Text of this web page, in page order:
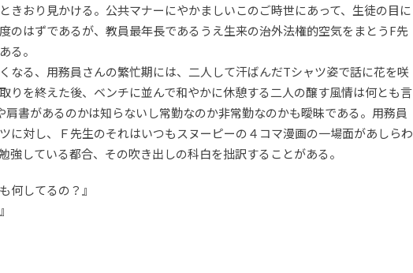
使
っ
く
だ
さ
い。
きおり見かける。公共マナーにやかましいこのご時世にあって、生徒の目に
のはずであるが、教員最年長であるうえ生来の治外法権的空気をまとうF先
る。
なる、用務員さんの繁忙期には、二人して汗ばんだTシャツ姿で話に花を咲
りを終えた後、ベンチに並んで和やかに休憩する二人の醸す風情は何とも言
肩書があるのかは知らないし常勤なのか非常勤なのかも曖昧である。用務員
に対し、Ｆ先生のそれはいつもスヌーピーの４コマ漫画の一場面があしらわ
強している都合、その吹き出しの科白を拙訳することがある。
何してるの？』